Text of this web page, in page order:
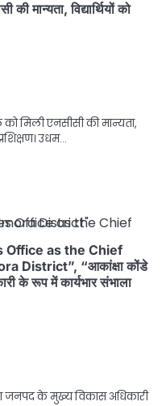
मान्यता, विद्यार्थियों को
मिली एनसीसी की मान्यता,
उधम…
Office as the Chief
District”, “आकांक्षा कोंडे
के रूप में कार्यभार संभाला
जनपद के मुख्य विकास अधिकारी